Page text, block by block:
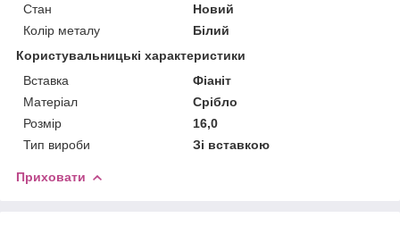
Стан
Новий
Колір металу
Білий
Користувальницькі характеристики
Вставка
Фіаніт
Матеріал
Срібло
Розмір
16,0
Тип вироби
Зі вставкою
Приховати